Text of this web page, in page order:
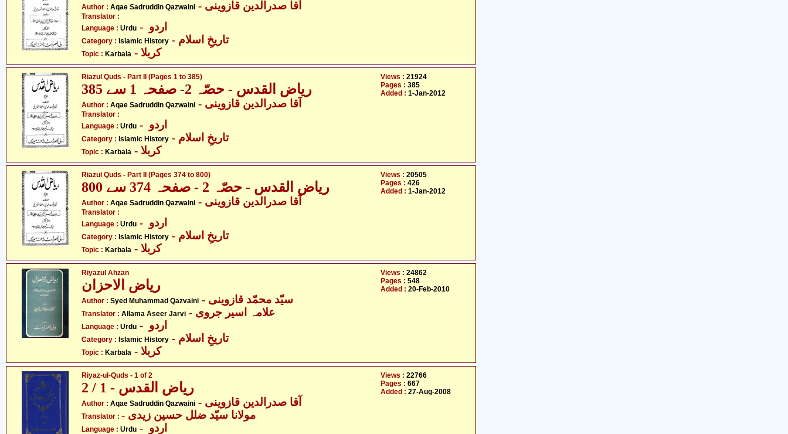
Author : Aqae Sadruddin Qazwaini
Translator :
Language : Urdu
Category : Islamic History - تاریخِ اسلام
Topic : Karbala - کربلا
Riazul Quds - Part II (Pages 1 to 385)
ریاض القدس - حصّہ 2- صفحہ 1 سے 385
Author : Aqae Sadruddin Qazwaini
Translator :
Language : Urdu
Category : Islamic History - تاریخِ اسلام
Topic : Karbala - کربلا
Views : 21924
Pages : 385
Added : 1-Jan-2012
Riazul Quds - Part II (Pages 374 to 800)
ریاض القدس - حصّہ 2 - صفحہ 374 سے 800
Author : Aqae Sadruddin Qazwaini
Translator :
Language : Urdu
Category : Islamic History - تاریخِ اسلام
Topic : Karbala - کربلا
Views : 20505
Pages : 426
Added : 1-Jan-2012
Riyazul Ahzan
Author : Syed Muhammad Qazvaini - سیّد محمّد قازوینی
Translator : Allama Aseer Jarvi - علامہ اسیر جروی
Language : Urdu
Category : Islamic History - تاریخِ اسلام
Topic : Karbala - کربلا
Views : 24862
Pages : 548
Added : 20-Feb-2010
Riyaz-ul-Quds - 1 of 2
ریاض القدس - 1 / 2
Author : Aqae Sadruddin Qazwaini
Translator : - مولانا سیّد ضلل حسین زیدی
Language : Urdu
Views : 22766
Pages : 667
Added : 27-Aug-2008